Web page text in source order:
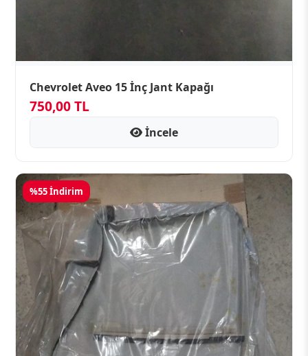
Chevrolet Aveo 15 İnç Jant Kapağı
750,00 TL
İncele
%55 İndirim